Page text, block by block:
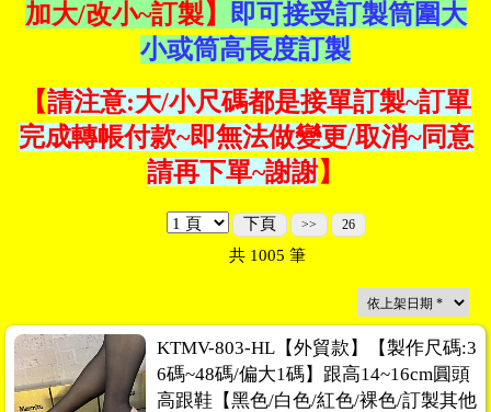
加大/改小~訂製】 即可接受訂製筒圍大
小或筒高長度訂製
【請注意:大/小尺碼都是接單訂製~訂單
完成轉帳付款~即無法做變更/取消~同意
請再下單~謝謝】
下頁 >> 26
共 1005 筆
KTMV-803-HL【外貿款】【製作尺碼:3
6碼~48碼/偏大1碼】跟高14~16cm圓頭
高跟鞋【黑色/白色/紅色/裸色/訂製其他